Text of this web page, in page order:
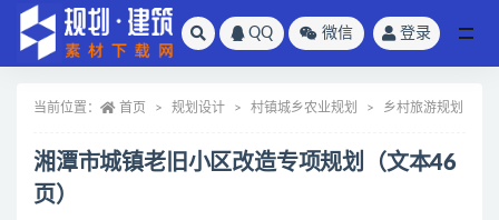
QQ 微信 登录
当前位置： 首页 规划设计 村镇城乡农业规划 乡村旅游规划
湘潭市城镇老旧小区改造专项规划（文本46
页）
全部